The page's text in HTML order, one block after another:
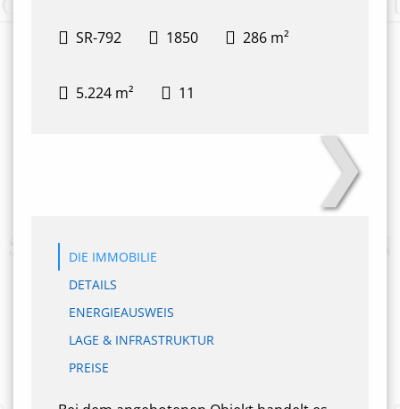
SR-792 1850 286 m²
5.224 m² 11
❯
DIE IMMOBILIE
DETAILS
ENERGIEAUSWEIS
LAGE & INFRASTRUKTUR
PREISE